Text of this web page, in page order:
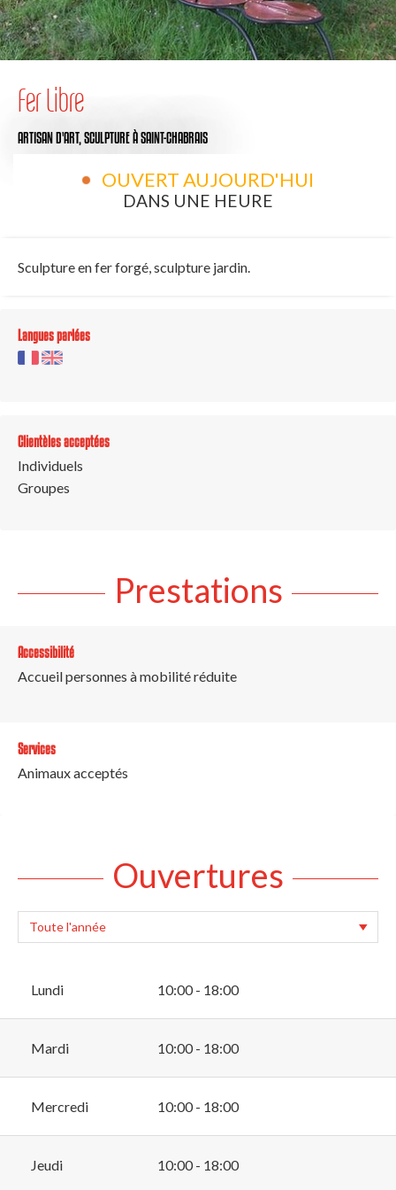
Fer Libre
ARTISAN D'ART,SCULPTUREÀ SAINT-CHABRAIS
OUVERT AUJOURD'HUI
DANS UNE HEURE
Sculpture en fer forgé, sculpture jardin.
Langues parlées
Clientèles acceptées
Individuels
Groupes
Prestations
Accessibilité
Accueil personnes à mobilité réduite
Services
Animaux acceptés
Ouvertures
Lundi 10:00 - 18:00
Mardi 10:00 - 18:00
Mercredi 10:00 - 18:00
Jeudi 10:00 - 18:00